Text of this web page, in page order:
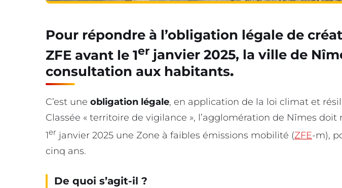
Pour répondre à l’obligation légale de
ZFE avant le 1er janvier 2025, la ville de
consultation aux habitants.
C’est une obligation légale, en application de la loi climat et
Classée « territoire de vigilance », l’agglomération de Nîmes
1er janvier 2025 une Zone à faibles émissions mobilité (ZFE-m),
cinq ans.
De quoi s’agit-il ?